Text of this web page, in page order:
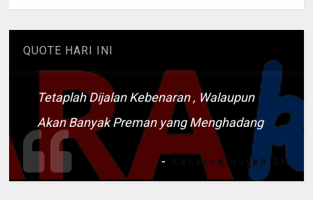
QUOTE HARI INI
Tetaplah Dijalan Kebenaran , Walaupun
Akan Banyak Preman yang Menghadang
- Kaharudinsyah SH